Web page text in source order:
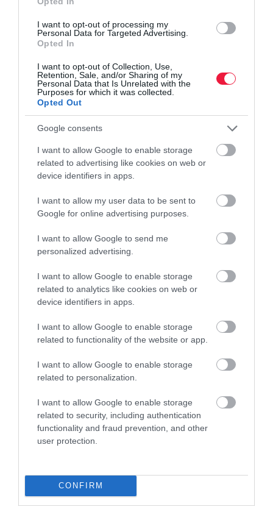
I want to opt-out of processing my
Personal Data for Targeted Advertising.
Opted In
I want to opt-out of Collection, Use,
Retention, Sale, and/or Sharing of my
Personal Data that Is Unrelated with the
Purposes for which it was collected.
Opted Out
Google consents
I want to allow Google to enable storage
related to advertising like cookies on web or
device identifiers in apps.
I want to allow my user data to be sent to
Google for online advertising purposes.
I want to allow Google to send me
personalized advertising.
I want to allow Google to enable storage
related to analytics like cookies on web or
device identifiers in apps.
I want to allow Google to enable storage
related to functionality of the website or app.
I want to allow Google to enable storage
related to personalization.
I want to allow Google to enable storage
related to security, including authentication
functionality and fraud prevention, and other
user protection.
CONFIRM
BANKOK
Története legnagyobb bankfelvásárlását jelentette
be az OTP
Az OTP Bank megállapodást írt alá a Blackstone által kezelt
magántőkealapokból álló konzorciummal és a DNB Bankkal a
balti régió harmadik legnagyobb bankcsoportja, a Luminor